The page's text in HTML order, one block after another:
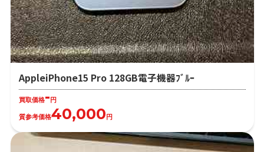
AppleiPhone15 Pro 128GB電子機器ﾌﾞﾙｰ
買取価格- 円
質参考価格40,000 円